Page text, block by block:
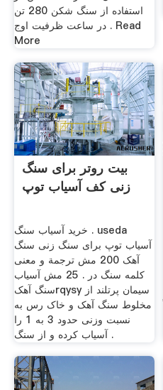
استفاده از سنگ شکن 280 تن
در ساعت ظرفیت اوج . Read
More
بیت روتر برای سنگ
زنی کف آسیاب توپ
خرید آسیاب سنگ . useda
آسیاب توپ برای سنگ زنی سنگ
آهک 200 مش ترجمة و معنی
کلمه سنگ در . 25 مش آسیاب
سنگ آهکrqysy سیمان پرتلند از
مخلوط سنگ آهک و خاک رس به
نسبت وزنی حدود 3 به 1 را
آسیاب کرده و از سنگ .